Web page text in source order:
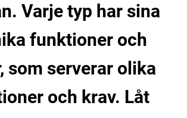
Varje typ har sina
funktioner och
som serverar olika
och krav. Låt